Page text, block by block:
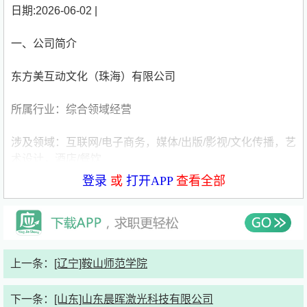
日期:2026-06-02 |
一、公司简介
东方美互动文化（珠海）有限公司
所属行业：综合领域经营
涉及领域：互联网/电子商务，媒体/出版/影视/文化传播，艺
公司规模：1-49人
公司网址：ww***com[点击查看]
登录 或 打开APP查看全部
上一条： [辽宁]鞍山师范学院
下一条： [山东]山东晨晖激光科技有限公司